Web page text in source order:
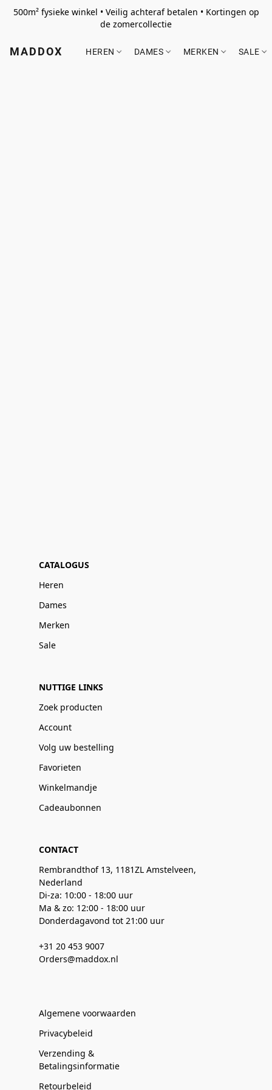
500m² fysieke winkel • Veilig achteraf betalen • Kortingen op
de zomercollectie
MADDOX HEREN DAMES MERKEN SALE
CATALOGUS
Heren
Dames
Merken
Sale
NUTTIGE LINKS
Zoek producten
Account
Volg uw bestelling
Favorieten
Winkelmandje
Cadeaubonnen
CONTACT
Rembrandthof 13, 1181ZL Amstelveen,
Nederland
Di-za: 10:00 - 18:00 uur
Ma & zo: 12:00 - 18:00 uur
Donderdagavond tot 21:00 uur
+31 20 453 9007
Orders@maddox.nl
Algemene voorwaarden
Privacybeleid
Verzending &
Betalingsinformatie
Retourbeleid